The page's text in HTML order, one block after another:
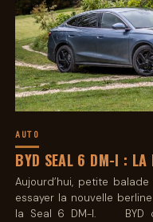
AUTO
BYD SEAL 6 DM-I : LA
Aujourd’hui, petite
essayer la nouvelle
la Seal 6 DM-I. BYD